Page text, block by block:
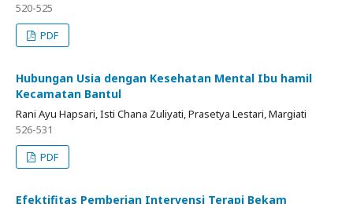
520-525
PDF
Hubungan Usia dengan Kesehatan Mental Ibu hamil
Kecamatan Bantul
Rani Ayu Hapsari, Isti Chana Zuliyati, Prasetya Lestari, Margiati
526-531
PDF
Efektifitas Pemberian Intervensi Terapi Bekam